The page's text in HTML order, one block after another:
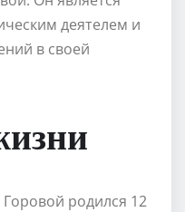
деятелем и
в своей
родился 12